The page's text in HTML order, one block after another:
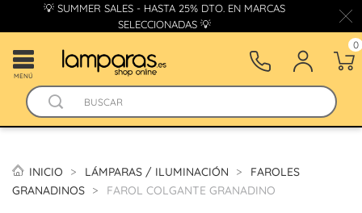
💡 SUMMER SALES - HASTA 25% DTO. EN MARCAS
SELECCIONADAS 💡
MENÚ
0
INICIO LÁMPARAS / ILUMINACIÓN
FAROLES
GRANADINOS
FAROL COLGANTE GRANADINO